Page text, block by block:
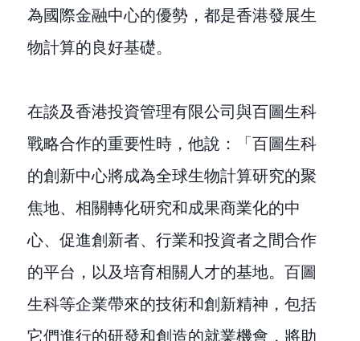
為國際金融中心的優勢，都是香港發展生
物計算的良好基礎。
在談及香港投資管理有限公司與百圖生科
戰略合作的重要性時，他說：「百圖生科
的創新中心將成為全球生物計算研究的聚
焦地、相關轉化研究和成果商業化的中
心、促進創新者、行業和投資者之間合作
的平台，以及培育相關人才的基地。百圖
生科等企業帶來的技術和創新精神，包括
它們進行的研發和創造的就業機會，將助